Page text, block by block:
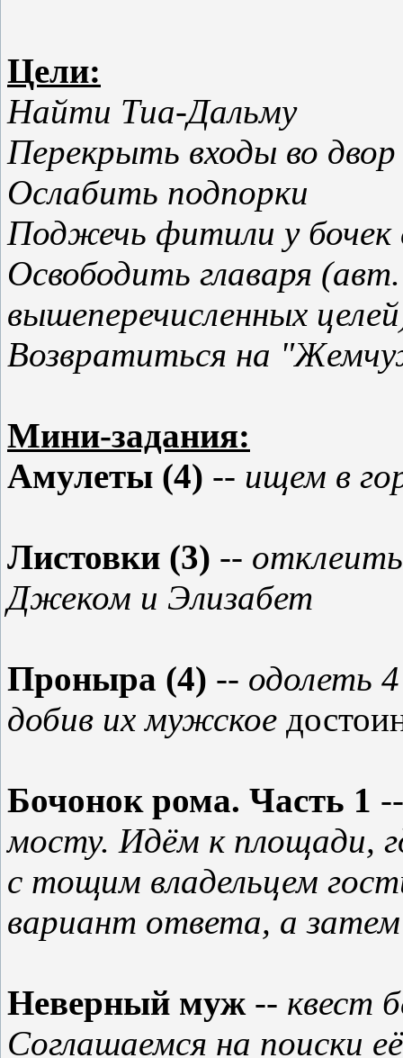
Цели:
Найти Тиа-Дальму
Перекрыть входы во двор
Ослабить подпорки
Поджечь фитили у бочек
Освободить главаря
вышеперечисленных
Возвратиться на
Мини-задания:
Амулеты (4) -- ищем в
Листовки (3) --
Джеком и Элизабет
Проныра (4) -- одолеть
добив их мужское
Бочонок рома. Часть 1
мосту. Идём к площади,
с тощим владельцем
вариант ответа, а
Неверный муж -- квест
Соглашаемся на поиски